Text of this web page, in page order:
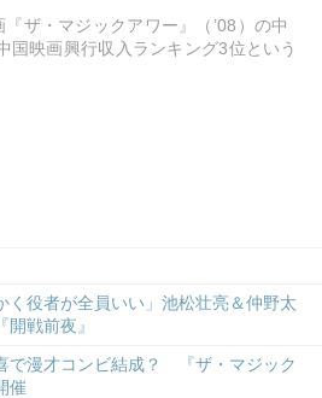
ザ・マジックアワー』（’08）の中
国映画興行収入ランキング3位という
く役者が全員いい」池松壮亮＆仲野太
戦前夜』
で漫才コンビ結成？ 『ザ・マジック
催